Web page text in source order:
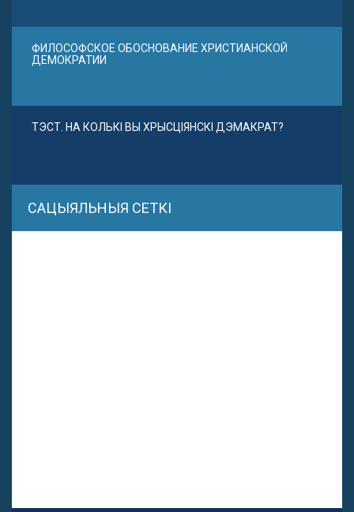
ФИЛОСОФСКОЕ ОБОСНОВАНИЕ ХРИСТИАНСКОЙ
ДЕМОКРАТИИ
ТЭСТ. НА КОЛЬКІ ВЫ ХРЫСЦІЯНСКІ ДЭМАКРАТ?
САЦЫЯЛЬНЫЯ СЕТКІ